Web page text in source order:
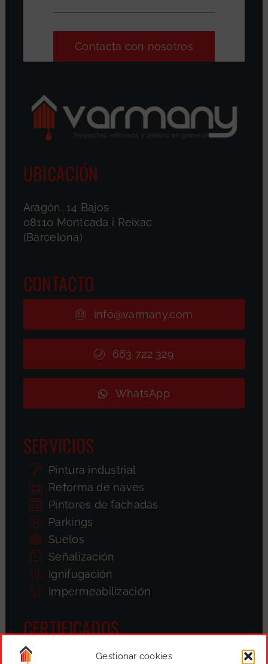
Gestionar cookies
Contacta con nosotros
UBICACIÓN
Aragón, 14 Bajos
08110 Montcada i Reixac
(Barcelona)
CONTACTO
info@varmany.com
663 722 329
WhatsApp
SERVICIOS
Pintura industrial
Reforma de naves
Pintores de fachadas
Parkings
Suelos
Señalización
Ignifugación
Impermeabilización
CERTIFICADOS